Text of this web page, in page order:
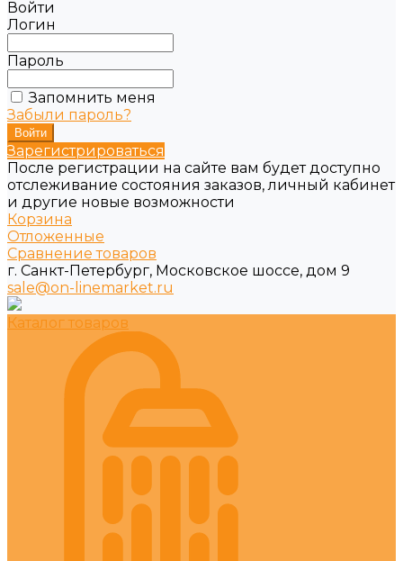
Войти
Логин
Пароль
Запомнить меня
Забыли пароль?
Зарегистрироваться
После регистрации на сайте вам будет доступно
отслеживание состояния заказов, личный кабинет
и другие новые возможности
Корзина
Отложенные
Сравнение товаров
г. Санкт-Петербург, Московское шоссе, дом 9
sale@on-linemarket.ru
Каталог товаров